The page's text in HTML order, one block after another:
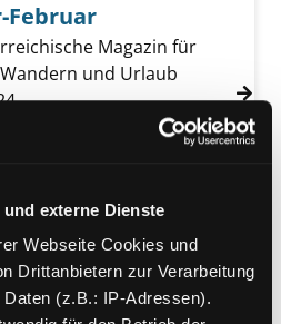
externe Dienste
Webseite Cookies und
Drittanbietern zur Verarbeitung
(z.B.: IP-Adressen).
Februar
Magazin für
und Urlaub
diesem Verfasser
Wien, Österreichischer
2024/01 Jänner-Februar
von Reisen-Magazin; 2024/
Zeitschriften
Magazin; 2024/02